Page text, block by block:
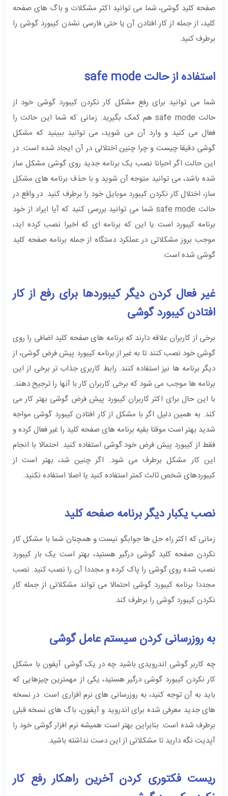
صفحه کلید گوشی، شما می توانید اکثر مشکلات و باگ های صفحه
کلید، از جمله از کار افتادن آن یا حتی فارسی نشدن کیبورد گوشی را
برطرف کنید.
استفاده از حالت safe mode
شما می توانید برای رفع مشکل کار نکردن کیبورد گوشی خود از
حالت safe mode هم کمک بگیرید. زمانی که شما این حالت را
فعال می کنید و وارد آن می شوید، می توانید ببینید که مشکل
گوشی دقیقا چیست و چرا چنین اختلالی در آن ایجاد شده است. در
این حالت اگر احیانا نصب یک برنامه جدید روی گوشی مشکل ساز
شده باشد، می توانید متوجه آن شوید و با حذف برنامه های مشکل
ساز، اختلال کار نکردن کیبورد موبایل خود را برطرف کنید. در واقع در
حالت safe mode شما می توانید بررسی کنید که آیا ایراد از خود
برنامه کیبورد است یا این که برنامه ای که اخیرا نصب کرده اید،
موجب بروز مشکلاتی در عملکرد دستگاه از جمله برنامه صفحه کلید
گوشی شده است.
غیر فعال کردن دیگر کیبوردها برای رفع از کار
افتادن کیبورد گوشی‌
برخی از کاربران علاقه دارند که برنامه های صفحه کلید اضافی را روی
گوشی خود نصب کنند تا به غیر از برنامه کیبورد پیش فرض گوشی، از
دیگر برنامه ها نیز استفاده کنند. رابط کاربری جذاب تر برخی از این
برنامه ها موجب می شود که برخی کاربران کار با آنها را ترجیح دهند.
با این حال برای اکثر کاربران کیبورد پیش فرض گوشی بهتر کار می
کند. به همین دلیل اگر با مشکل از کار افتادن کیبورد گوشی‌ مواجه
شدید بهتر است موقتا بقیه برنامه های صفحه کلید را غیر فعال کرده و
فقط از کیبورد پیش فرض خود گوشی استفاده کنید. احتمالا با انجام
این کار مشکل برطرف می شود. اگر چنین شد، بهتر است از
کیبوردهای شخص ثالث کمتر استفاده کنید یا اصلا استفاده نکنید.
نصب یکبار دیگر برنامه صفحه کلید
زمانی که اکثر راه حل ها جوابگو نیست و همچنان شما با مشکل کار
نکردن صفحه کلید گوشی درگیر هستید، بهتر است یک بار کیبورد
نصب شده روی گوشی را پاک کرده و مجددا آن را نصب کنید. نصب
مجددا برنامه کیبورد گوشی احتمالا می تواند مشکلاتی از جمله کار
نکردن کیبورد گوشی را برطرف کند.
به روزرسانی کردن سیستم عامل گوشی
چه کاربر گوشی اندرویدی باشید چه در یک گوشی آیفون با مشکل
کار نکردن کیبورد گوشی درگیر هستید، یکی از مهمترین چیزهایی که
باید به آن توجه کنید، به روزرسانی های نرم افزاری است. در نسخه
های جدید معرفی شده برای اندروید و آیفون، باگ های نسخه قبلی
برطرف شده است. بنابراین بهتر است همیشه نرم افزار گوشی خود را
آپدیت نگه دارید تا مشکلاتی از این دست نداشته باشید.
ریست فکتوری کردن آخرین راهکار رفع کار